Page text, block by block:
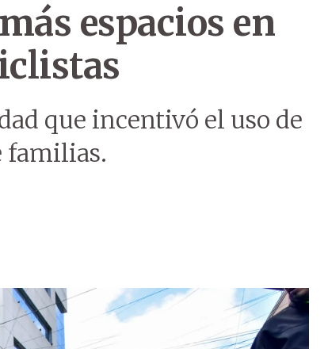
espacios en
que incentivó el uso de
familias.